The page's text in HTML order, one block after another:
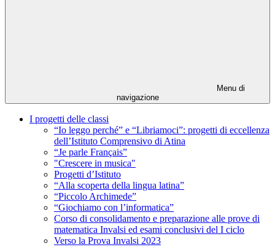
Menu di
navigazione
I progetti delle classi
“Io leggo perché” e “Libriamoci”: progetti di eccellenza
dell’Istituto Comprensivo di Atina
“Je parle Français”
"Crescere in musica"
Progetti d’Istituto
“Alla scoperta della lingua latina”
“Piccolo Archimede”
“Giochiamo con l’informatica”
Corso di consolidamento e preparazione alle prove di
matematica Invalsi ed esami conclusivi del I ciclo
Verso la Prova Invalsi 2023